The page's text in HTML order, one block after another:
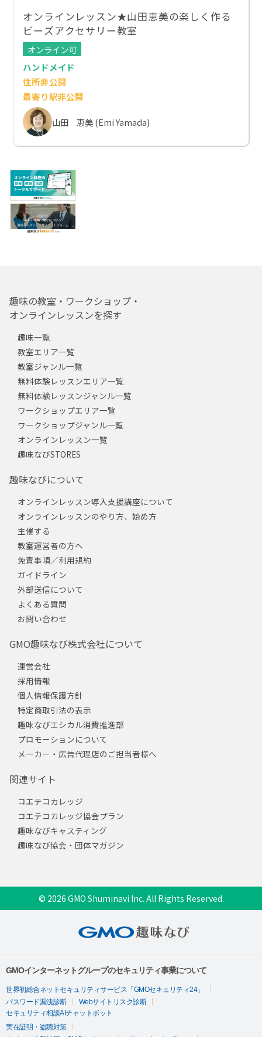
オンラインレッスン★山田恵美の楽しく作る
ビーズアクセサリー教室
オンライン可
ハンドメイド
住所非公開
最寄り駅非公開
山田 恵美 (Emi Yamada)
趣味の教室・ワークショップ・
オンラインレッスンを探す
趣味一覧
教室エリア一覧
教室ジャンル一覧
無料体験レッスンエリア一覧
無料体験レッスンジャンル一覧
ワークショップエリア一覧
ワークショップジャンル一覧
オンラインレッスン一覧
趣味なびSTORES
趣味なびについて
オンラインレッスン導入支援講座について
オンラインレッスンのやり方、始め方
主催する
教室運営者の方へ
免責事項／利用規約
ガイドライン
外部送信について
よくある質問
お問い合わせ
GMO趣味なび株式会社について
運営会社
採用情報
個人情報保護方針
特定商取引法の表示
趣味なびエシカル消費推進部
プロモーションについて
メーカー・広告代理店のご担当者様へ
関連サイト
コエテコカレッジ
コエテコカレッジ協会プラン
趣味なびキャスティング
趣味なび協会・団体マガジン
© 2026 GMO Shuminavi Inc. All Rights Reserved.